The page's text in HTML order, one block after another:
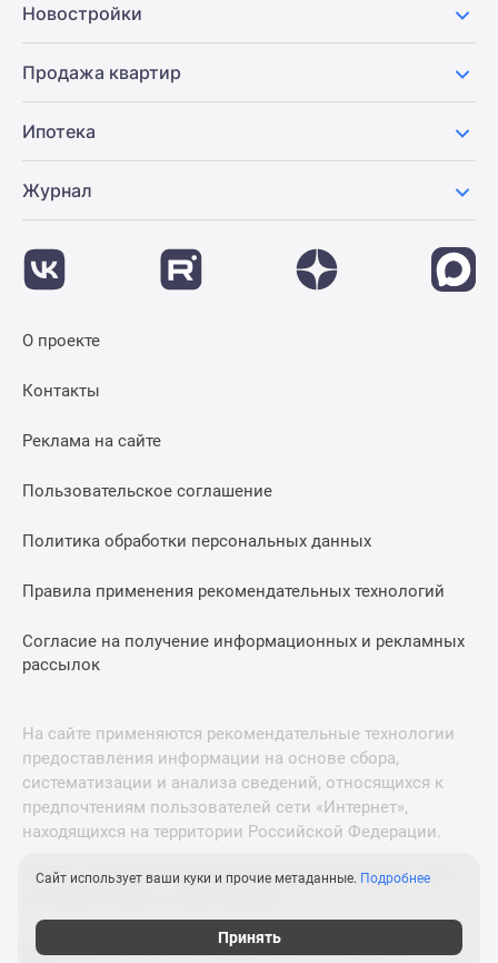
Новостройки
Продажа квартир
Ипотека
Журнал
О проекте
Контакты
Реклама на сайте
Пользовательское соглашение
Политика обработки персональных данных
Правила применения рекомендательных технологий
Согласие на получение информационных и рекламных
рассылок
На сайте применяются рекомендательные технологии
предоставления информации на основе сбора,
систематизации и анализа сведений, относящихся к
предпочтениям пользователей сети «Интернет»,
находящихся на территории Российской Федерации.
© 2011—2026 Новострой-М. Все права защищены. Всё,
Новостройки Санкт-Петербурга и Ленинградской
Сайт использует ваши куки и прочие метаданные. Подробнее
Принять